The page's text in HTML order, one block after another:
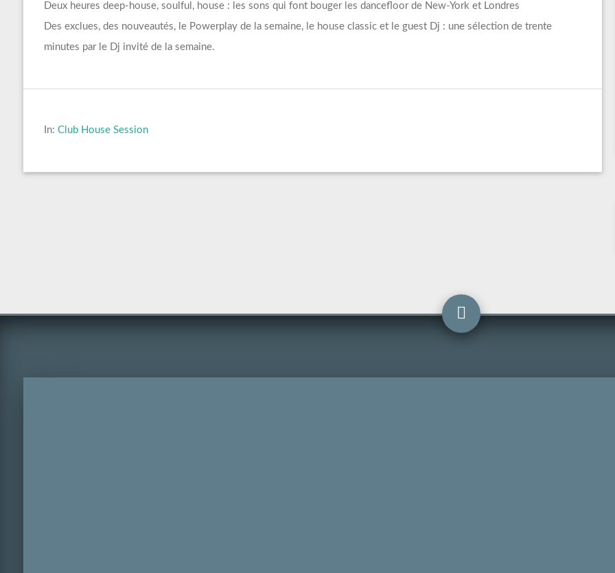
Deux heures deep-house, soulful, house : les sons qui font bouger les dancefloor de New-York et Londres
Des exclues, des nouveautés, le Powerplay de la semaine, le house classic et le guest Dj : une sélection de trente
minutes par le Dj invité de la semaine.
In: Club House Session